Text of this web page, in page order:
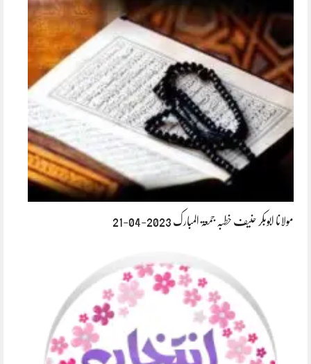
مولانا ابوبکر حنیف خطبہ جمعۃ المبارک 2023-04-21